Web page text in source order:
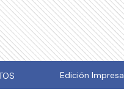
Edición Impresa